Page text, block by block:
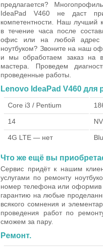
предлагается?
IdeaPad V460 не даст
компетентности. Наш лучший
в течение часа после
офис или на любой адрес
ноутбуком? Звоните на наш
и мы обработаем заказ на
мастера. Проведем
проведенные работы.
Lenovo IdeaPad V460
Core i3 / Pentium
14
4G LTE — нет
Что же ещё вы
Сервис придёт к нашим
услугами по ремонту
номер телефона или оформив
гарантию на любые
всякого сомнения и
проведения работ по
сможем за пару.
Ремонт.